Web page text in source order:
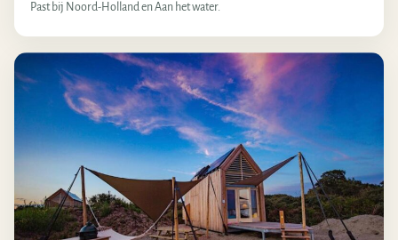
Past bij Noord-Holland en Aan het water.